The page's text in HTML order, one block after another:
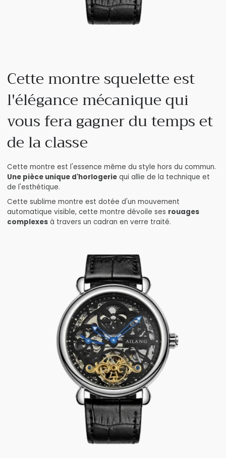
Cette montre squelette est
l'élégance mécanique qui
vous fera gagner du temps et
de la classe
Cette montre est l'essence même du style hors du commun.
Une pièce unique d'horlogeriequi allie de la technique et
de l'esthétique.
Cette sublime montre est dotée d'un mouvement
automatique visible, cette montre dévoile ses rouages
complexesà travers un cadran en verre traité.